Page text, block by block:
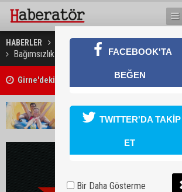
HABERLER GÜNDEM
Bağımsızlık Yolu Afrika Gazetesine destek
Girne'deki cinayet zanlısı polis tarafından
FACEBOOK'TA
BEĞEN
TWITTER'DA TAKİP
ET
Bir Daha Gösterme